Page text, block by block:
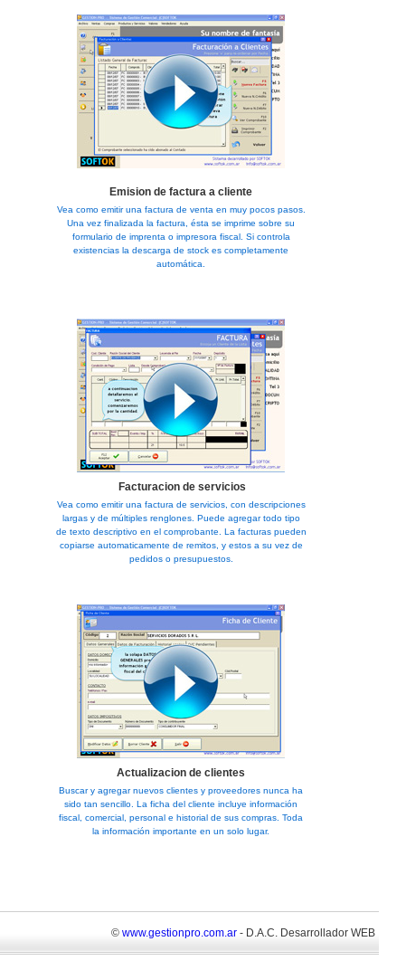
Emision de factura a cliente
Vea como emitir una factura de venta en muy pocos pasos.
Una vez finalizada la factura, ésta se imprime sobre su
formulario de imprenta o impresora fiscal. Si controla
existencias la descarga de stock es completamente
automática.
Facturacion de servicios
Vea como emitir una factura de servicios, con descripciones
largas y de múltiples renglones. Puede agregar todo tipo
de texto descriptivo en el comprobante. La facturas pueden
copiarse automaticamente de remitos, y estos a su vez de
pedidos o presupuestos.
Actualizacion de clientes
Buscar y agregar nuevos clientes y proveedores nunca ha
sido tan sencillo. La ficha del cliente incluye información
fiscal, comercial, personal e historial de sus compras. Toda
la información importante en un solo lugar.
© www.gestionpro.com.ar - D.A.C. Desarrollador WEB